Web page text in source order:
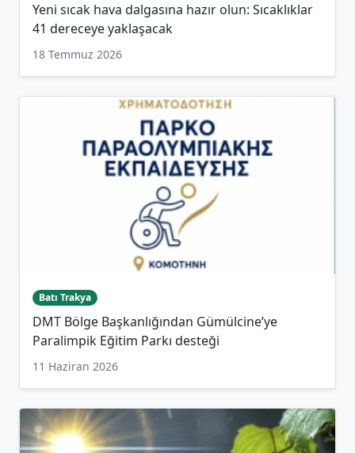
Yeni sıcak hava dalgasına hazır olun: Sıcaklıklar
41 dereceye yaklaşacak
18 Temmuz 2026
Batı Trakya
DMT Bölge Başkanlığından Gümülcine’ye
Paralimpik Eğitim Parkı desteği
11 Haziran 2026